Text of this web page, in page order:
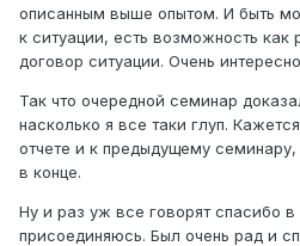
описанным выше опытом. И быть
к ситуации, есть возможность
договор ситуации. Очень
Так что очередной семинар
насколько я все таки глуп.
отчете и к предыдущему
в конце.
Ну и раз уж все говорят спасибо в
присоединяюсь. Был очень рад и